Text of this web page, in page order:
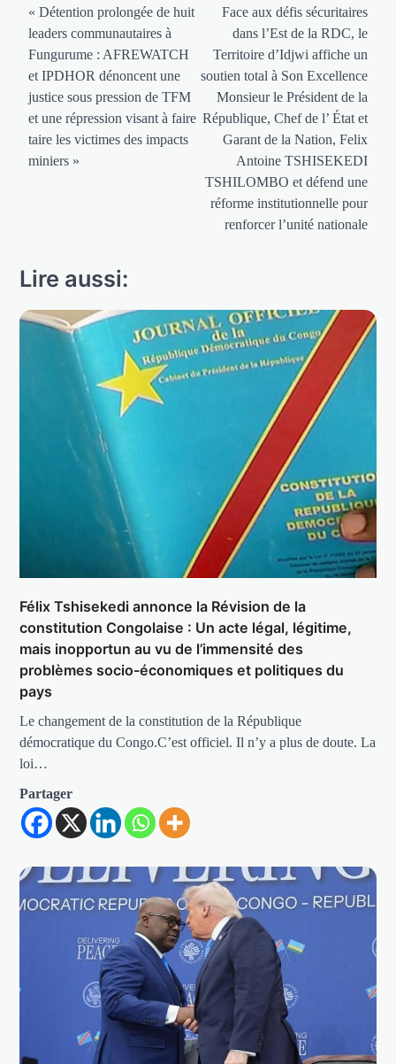
de
l’article
« Détention prolongée de huit
leaders communautaires à
Fungurume : AFREWATCH
et IPDHOR dénoncent une
justice sous pression de TFM
et une répression visant à faire
taire les victimes des impacts
miniers »
Face aux défis sécuritaires
dans l’Est de la RDC, le
Territoire d’Idjwi affiche un
soutien total à Son Excellence
Monsieur le Président de la
République, Chef de l’ État et
Garant de la Nation, Felix
Antoine TSHISEKEDI
TSHILOMBO et défend une
réforme institutionnelle pour
renforcer l’unité nationale
Lire aussi:
Félix Tshisekedi annonce la Révision de la
constitution Congolaise : Un acte légal, légitime,
mais inopportun au vu de l’immensité des
problèmes socio-économiques et politiques du
pays
Le changement de la constitution de la République
démocratique du Congo.C’est officiel. Il n’y a plus de doute. La
loi…
Partager